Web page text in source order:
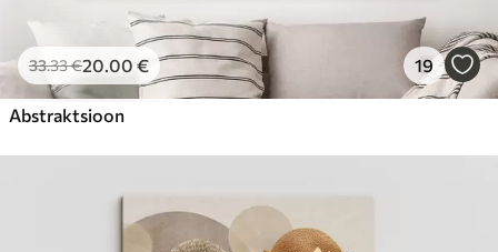
33.33€20.00 € 19
Abstraktsioon